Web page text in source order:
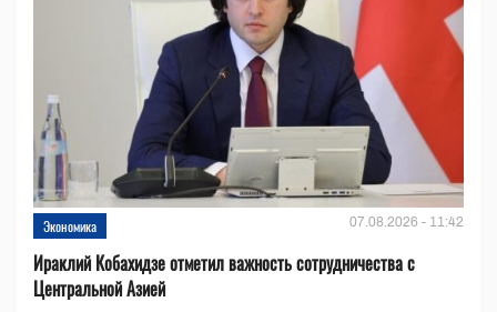
Экономика 07.08.2026 - 11:42
Ираклий Кобахидзе отметил важность сотрудничества с
Центральной Азией